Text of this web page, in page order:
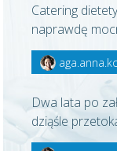
Catering
naprawdę
Dwa lata po
dziąśle